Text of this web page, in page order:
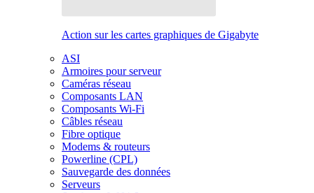
Action sur les cartes graphiques de Gigabyte
ASI
Armoires pour serveur
Caméras réseau
Composants LAN
Composants Wi-Fi
Câbles réseau
Fibre optique
Modems & routeurs
Powerline (CPL)
Sauvegarde des données
Serveurs